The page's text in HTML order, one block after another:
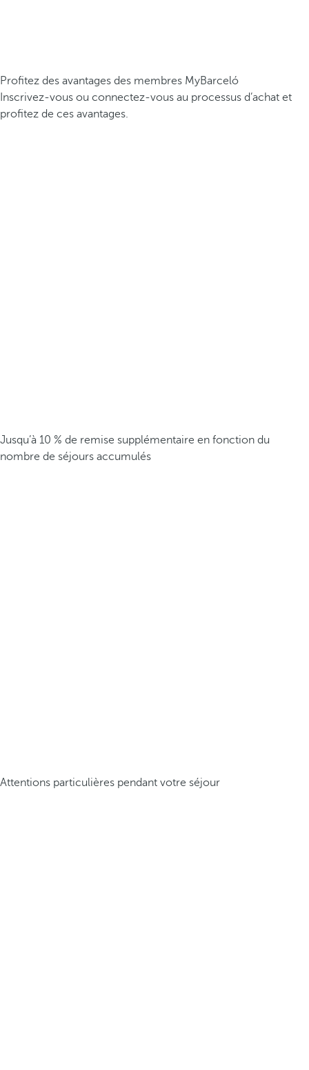
Profitez des avantages des membres MyBarceló
Inscrivez-vous ou connectez-vous au processus d’achat et
profitez de ces avantages.
Jusqu’à 10 % de remise supplémentaire en fonction du
nombre de séjours accumulés
Attentions particulières pendant votre séjour